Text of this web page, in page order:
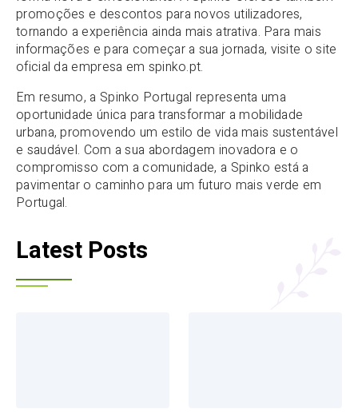
promoções e descontos para novos utilizadores,
tornando a experiência ainda mais atrativa. Para mais
informações e para começar a sua jornada, visite o site
oficial da empresa em spinko.pt.
Em resumo, a Spinko Portugal representa uma
oportunidade única para transformar a mobilidade
urbana, promovendo um estilo de vida mais sustentável
e saudável. Com a sua abordagem inovadora e o
compromisso com a comunidade, a Spinko está a
pavimentar o caminho para um futuro mais verde em
Portugal.
Latest Posts